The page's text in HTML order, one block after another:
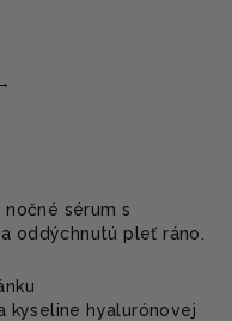
sérum s
oddýchnutú pleť ráno.
kyseline hyalurónovej